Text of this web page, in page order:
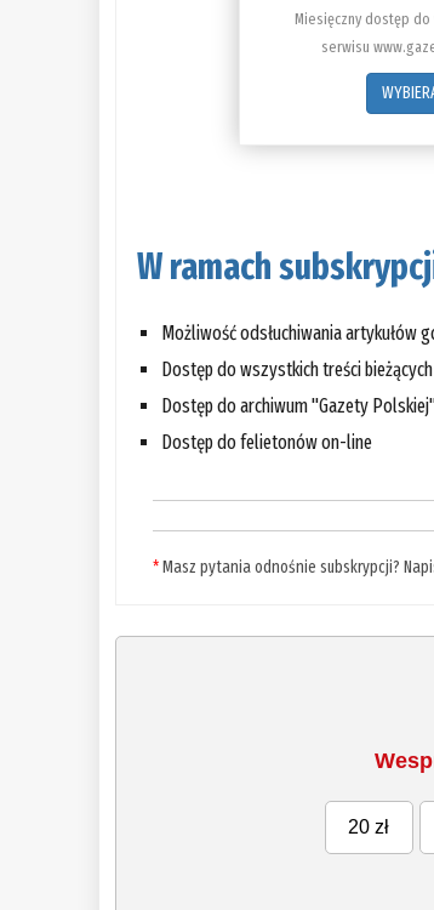
Miesięczny dostęp
serwisu
W ramach
Możliwość odsłuchiwania artykułów
Dostęp do wszystkich treści
Dostęp do archiwum "Gazety
Dostęp do felietonów on-line
*Masz pytania odnośnie subskrypcji?
20 zł